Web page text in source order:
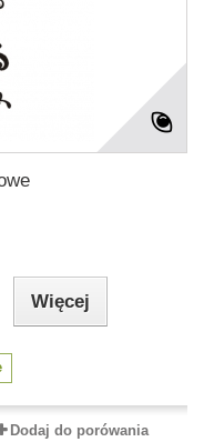
Więcej
Dodaj do porówania